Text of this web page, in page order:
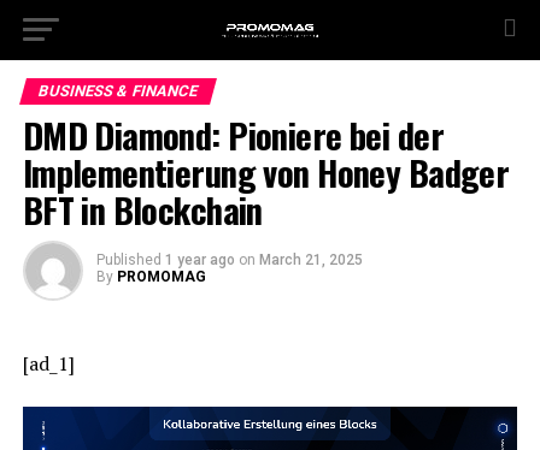
BUSINESS & FINANCE
DMD Diamond: Pioniere bei der
Implementierung von Honey Badger
BFT in Blockchain
Published 1 year ago on March 21, 2025
By PROMOMAG
[ad_1]